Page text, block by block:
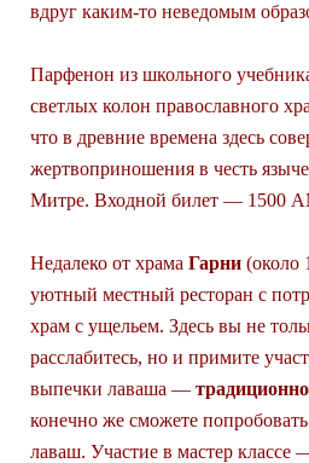
вдруг каким-то неведомым
Парфенон из школьного
светлых колон православного
что в древние времена здесь
жертвоприношения в честь
Митре. Входной билет — 1500
Недалеко от храма Гарни (около
уютный местный ресторан с
храм с ущельем. Здесь вы не
расслабитесь, но и примите
выпечки лаваша —
конечно же сможете
лаваш. Участие в мастер